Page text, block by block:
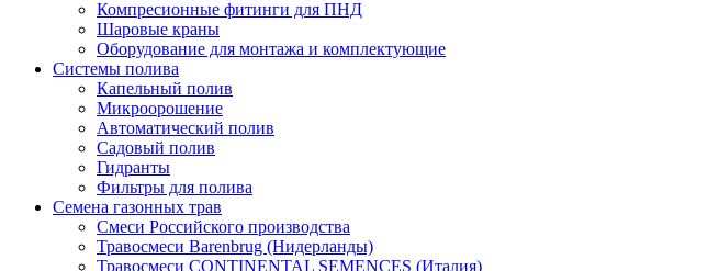
Компресионные фитинги для ПНД
Шаровые краны
Оборудование для монтажа и комплектующие
Системы полива
Капельный полив
Микроорошение
Автоматический полив
Садовый полив
Гидранты
Фильтры для полива
Семена газонных трав
Смеси Российского производства
Травосмеси Barenbrug (Нидерланды)
Травосмеси CONTINENTAL SEMENCES (Италия)